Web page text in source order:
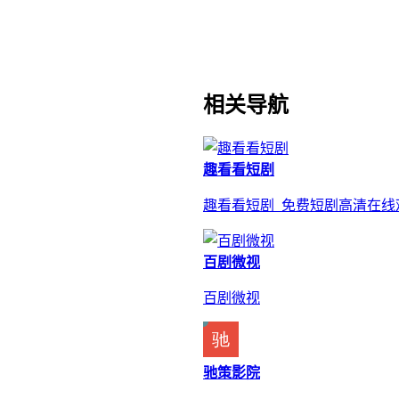
相关导航
趣看看短剧
趣看看短剧_免费短剧高清在线
百剧微视
百剧微视
驰策影院